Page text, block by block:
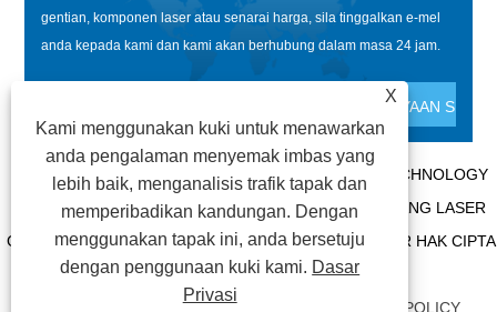
gentian, komponen laser atau senarai harga, sila tinggalkan e-mel
anda kepada kami dan kami akan berhubung dalam masa 24 jam.
HAK CIPTA @ 2020 SHENZHEN BOX OPTRONICS TECHNOLOGY
CO., LTD. - MODUL GENTIAN OPTIK CHINA, PENGILANG LASER
GANDINGAN GENTIAN, PEMBEKAL KOMPONEN LASER HAK CIPTA
TERPELIHARA.
SITEMAP|RSS PRIVACY POLICY
X
Kami menggunakan kuki untuk menawarkan
anda pengalaman menyemak imbas yang
lebih baik, menganalisis trafik tapak dan
memperibadikan kandungan. Dengan
menggunakan tapak ini, anda bersetuju
dengan penggunaan kuki kami. Dasar
Privasi